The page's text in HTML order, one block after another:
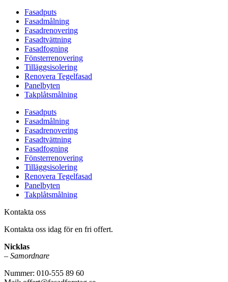
Fasadputs
Fasadmålning
Fasadrenovering
Fasadtvättning
Fasadfogning
Fönsterrenovering
Tilläggsisolering
Renovera Tegelfasad
Panelbyten
Takplåtsmålning
Fasadputs
Fasadmålning
Fasadrenovering
Fasadtvättning
Fasadfogning
Fönsterrenovering
Tilläggsisolering
Renovera Tegelfasad
Panelbyten
Takplåtsmålning
Kontakta oss
Kontakta oss idag för en fri offert.
Nicklas
– Samordnare
Nummer: 010-555 89 60